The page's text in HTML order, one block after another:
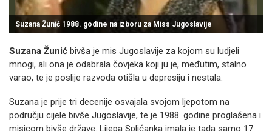
Suzana Žunić 1988. godine na izboru za Miss Jugoslavije
Suzana Žunić bivša je mis Jugoslavije za kojom su ludjeli
mnogi, ali ona je odabrala čovjeka koji ju je, međutim, stalno
varao, te je poslije razvoda otišla u depresiju i nestala.
Suzana je prije tri decenije osvajala svojom ljepotom na
području cijele bivše Jugoslavije, te je 1988. godine proglašena i
misicom bivše države. Lijepa Splićanka imala je tada samo 17